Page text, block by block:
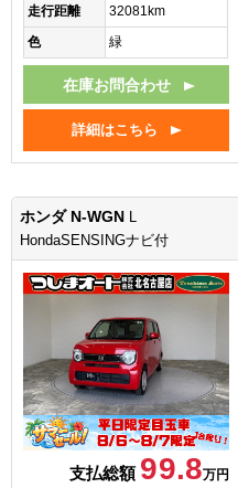
走行距離
32081km
色
緑
在庫お問合わせ
詳細はこちら
ホンダ N-WGN L
HondaSENSINGナビ付
支払総額 99.8万円